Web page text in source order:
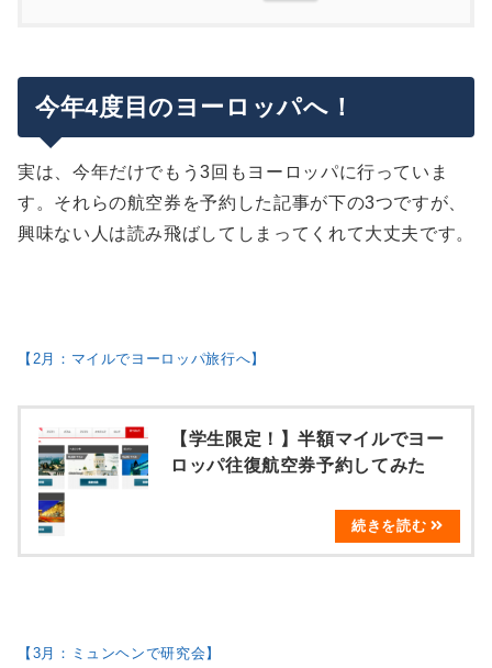
キャセイパシフィック航空について
実際に何マイル貯まるか計算してみた
補足：JALカードnaviは利用限度額10万円。し
かし、一時的に増額できる
JALマイル登録手続き
帰国後でも登録手続き可能
まとめ
今年4度目のヨーロッパへ！
実は、今年だけでもう3回もヨーロッパに行っていま
す。それらの航空券を予約した記事が下の3つですが、
興味ない人は読み飛ばしてしまってくれて大丈夫です。
【2月：マイルでヨーロッパ旅行へ】
【学生限定！】半額マイルでヨー
ロッパ往復航空券予約してみた
【3月：ミュンヘンで研究会】